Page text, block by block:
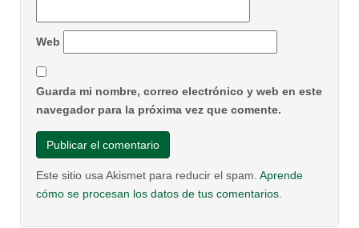
Web
Guarda mi nombre, correo electrónico y web en este
navegador para la próxima vez que comente.
Este sitio usa Akismet para reducir el spam. Aprende
cómo se procesan los datos de tus comentarios.